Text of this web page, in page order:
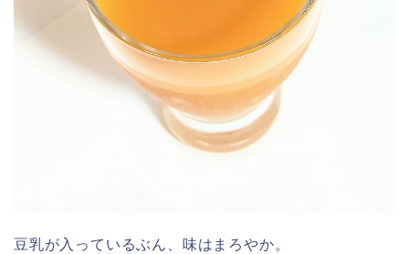
豆乳が入っているぶん、味はまろやか。